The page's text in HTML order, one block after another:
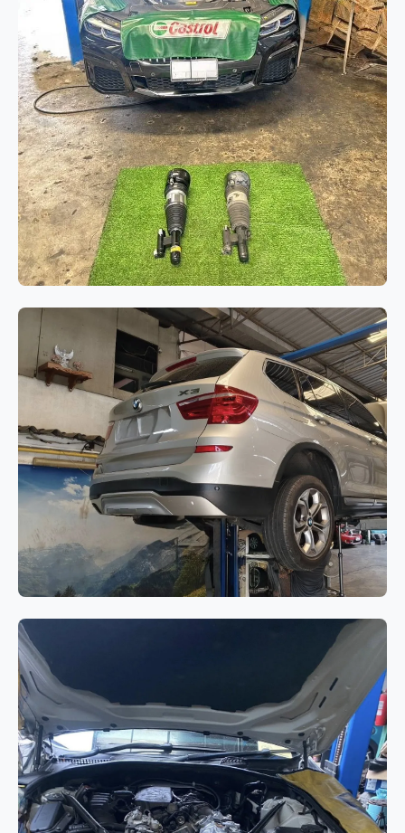
ช่วงล่างและเบรก
BMW Series 7 G12 เปลี่ยนโช๊คอัพถุง
ลมคู่หน้า แก้ไขปัญหาระบบช่วงล่าง
ทรุดและรถมีอาการเอียง
BMW Series 7 G12
เกียร์
BMW X3 F25 ไฟ Drivetrain
Warning แสดงผล พร้อมอาการเสียง
ดังจากระบบขับเคลื่อน 4 ล้อ (xDrive)